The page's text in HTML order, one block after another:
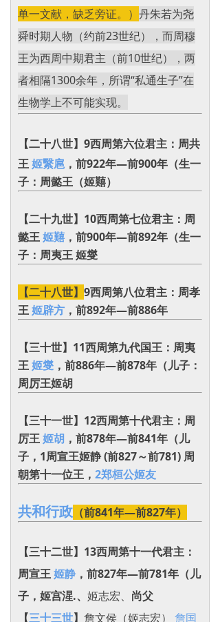
单一文献，缺乏旁证。） 丹朱若为尧
舜时期人物（约前23世纪），而周穆
王为西周中期君主（前10世纪），两
者相隔1300余年，所谓“私通生子”在
生物学上不可能实现。
【二十八世】9西周第六位君主：周共
王姬繄扈 ，前922年—前900年（生一
子：周懿王‌（姬囏）
【二十九世】10西周第七位君主：周
懿王姬囏 ，前900年—前892年（生一
子：周夷王 姬燮
【二十八世】 9西周第八位君主：周孝
王姬辟方 ，前892年—前886年
【三十世】11西周第九代国王：周夷
王姬燮 ，前886年—前878年（儿子：
周厉王姬胡
【三十一世】12西周第十代君主：周
厉王姬胡 ，前878年—前841年（儿
子，1周宣王姬静 (前827～前781) 周
朝第十一位王， 2郑桓公姬友
共和行政 （前841年―前827年）
【三十二世】13西周第十一代君主：
周宣王姬静 ，前827年—前781年（儿
子， 姬宫湦.、 姬志宏、 尚父
【三十三世】 詹文侯（姬志宏） 詹国